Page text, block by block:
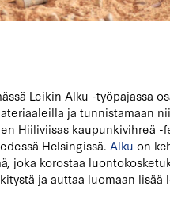
Leikin Alku -työpajassa
ja tunnistamaan
Hiiliviisas kaupunkivihreä -
Helsingissä. Alku on
joka korostaa
ja auttaa luomaan lisää